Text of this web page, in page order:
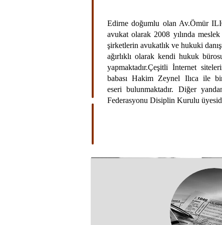
Edirne doğumlu olan Av.Ömür
avukat olarak 2008 yılında
şirketlerin avukatlık ve hukuki
ağırlıklı olarak kendi hukuk
yapmaktadır.Çeşitli İnternet
babası Hakim Zeynel Ilıca ile
eseri bulunmaktadır. Diğer
Federasyonu Disiplin Kurulu